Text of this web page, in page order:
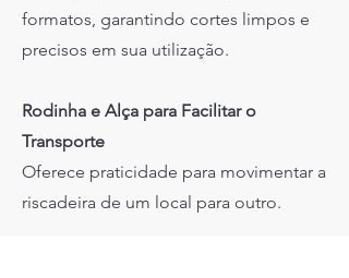
formatos, garantindo cortes limpos e
precisos em sua utilização.
Rodinha e Alça para Facilitar o
Transporte
Oferece praticidade para movimentar a
riscadeira de um local para outro.